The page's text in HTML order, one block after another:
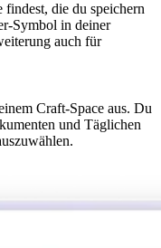
die du speichern
Symbol in deiner
auch für
Craft-Space aus. Du
und Täglichen